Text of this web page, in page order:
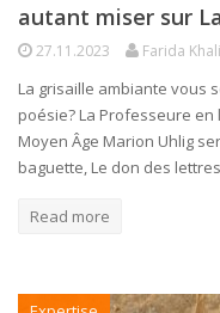
autant miser sur
27.11.2023 Farida Khali
La grisaille ambiante vous
poésie? La Professeure
Moyen Âge Marion Uhlig
baguette, Le don des
Read more